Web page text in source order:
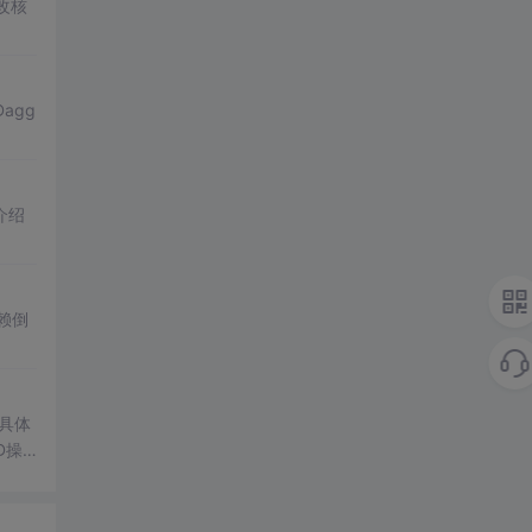
核
绍
倒
体
操